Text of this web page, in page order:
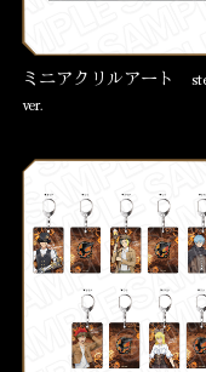
ミニアクリルアート
ver.